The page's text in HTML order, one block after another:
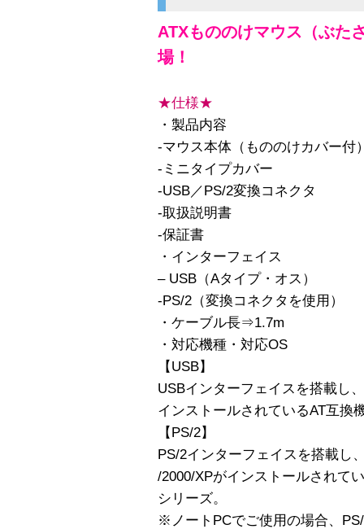
ATXもののけマウス（ぶた
場！
★仕様★
・製品内容
-マウス本体（もののけカバー付
-ミニタイプカバー
-USB／PS/2変換コネクタ
-取扱説明書
-保証書
・インターフェイス
– USB（Aタイプ・オス）
-PS/2（変換コネクタを使用）
・ケーブル長⇒1.7m
・対応機種・対応OS
【USB】
USBインターフェイスを搭載し
インストールされているAT互換
【PS/2】
PS/2インターフェイスを搭載し
/2000/XPがインストールされて
シリーズ。
※ノートPCでご使用の場合、